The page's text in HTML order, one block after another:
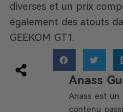
diverses et un prix
également des atouts
GEEKOM GT1.
Anass
Anass est un
contenu